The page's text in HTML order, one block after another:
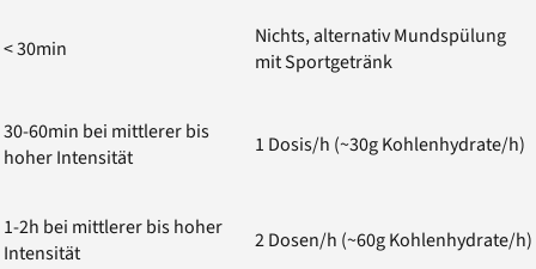
< 30min
Nichts, alternativ Mundspülung
mit Sportgetränk
30-60min bei mittlerer bis
hoher Intensität
1 Dosis/h (~30g Kohlenhydrate/h)
1-2h bei mittlerer bis hoher
Intensität
2 Dosen/h (~60g Kohlenhydrate/h)